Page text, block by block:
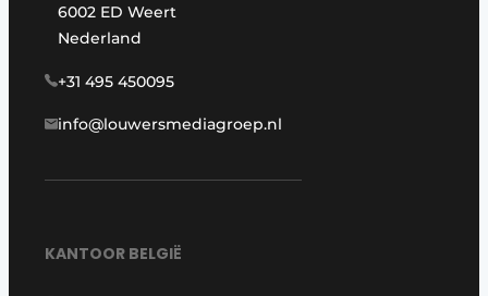
6002 ED Weert
Nederland
+31 495 450095
info@louwersmediagroep.nl
KANTOOR BELGIË